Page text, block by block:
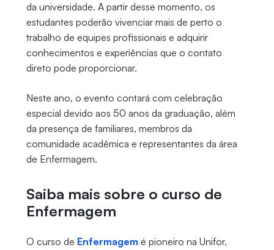
da universidade. A partir desse momento, os
estudantes poderão vivenciar mais de perto o
trabalho de equipes profissionais e adquirir
conhecimentos e experiências que o contato
direto pode proporcionar.
Neste ano, o evento contará com celebração
especial devido aos 50 anos da graduação, além
da presença de familiares, membros da
comunidade acadêmica e representantes da área
de Enfermagem.
Saiba mais sobre o curso de
Enfermagem
O curso de Enfermagem é pioneiro na Unifor,